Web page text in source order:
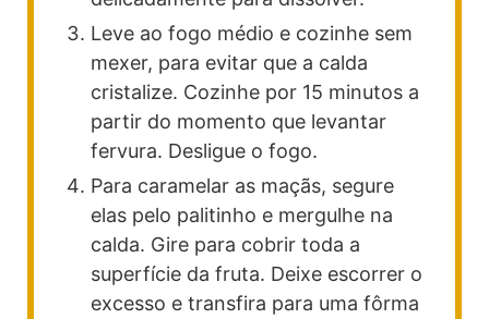
Leve ao fogo médio e cozinhe sem
mexer, para evitar que a calda
cristalize. Cozinhe por 15 minutos a
partir do momento que levantar
fervura. Desligue o fogo.
Para caramelar as maçãs, segure
elas pelo palitinho e mergulhe na
calda. Gire para cobrir toda a
superfície da fruta. Deixe escorrer o
excesso e transfira para uma fôrma